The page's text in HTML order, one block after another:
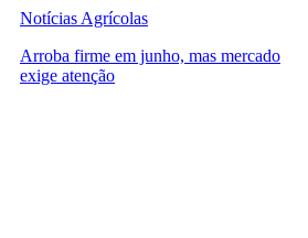
Notícias Agrícolas
Arroba firme em junho, mas mercado
exige atenção